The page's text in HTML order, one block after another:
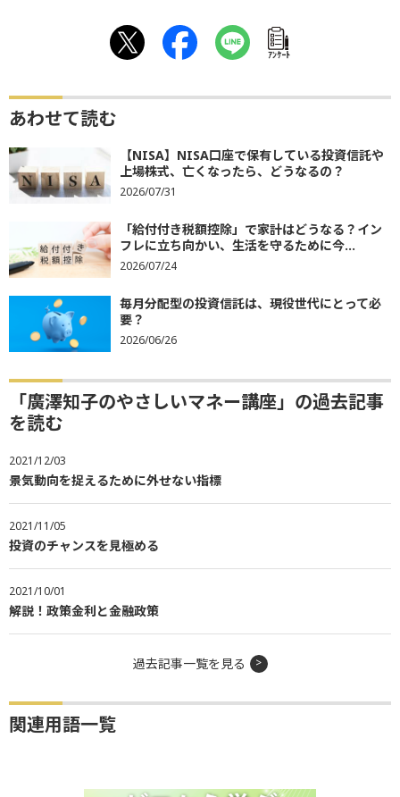
ｱﾝｹｰﾄ
あわせて読む
【NISA】NISA口座で保有している投資信託や
上場株式、亡くなったら、どうなるの？
2026/07/31
「給付付き税額控除」で家計はどうなる？イン
フレに立ち向かい、生活を守るために今...
2026/07/24
毎月分配型の投資信託は、現役世代にとって必
要？
2026/06/26
「廣澤知子のやさしいマネー講座」の過去記事
を読む
2021/12/03
景気動向を捉えるために外せない指標
2021/11/05
投資のチャンスを見極める
2021/10/01
解説！政策金利と金融政策
過去記事一覧を見る
関連用語一覧